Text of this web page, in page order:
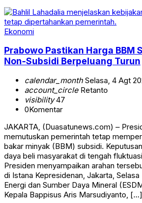
Ekonomi
Prabowo Pastikan Harga BBM
Non-Subsidi Berpeluang Turun
calendar_monthSelasa, 4 Agt
account_circleRetanto
visibility47
0Komentar
JAKARTA, (Duasatunews.com) –
memutuskan pemerintah tetap
bakar minyak (BBM) subsidi.
daya beli masyarakat di tengah
Presiden menyampaikan arahan
di Istana Kepresidenan, Jakarta,
Energi dan Sumber Daya Mineral
Kepala Bappisus Aris Marsudiyanto, […]